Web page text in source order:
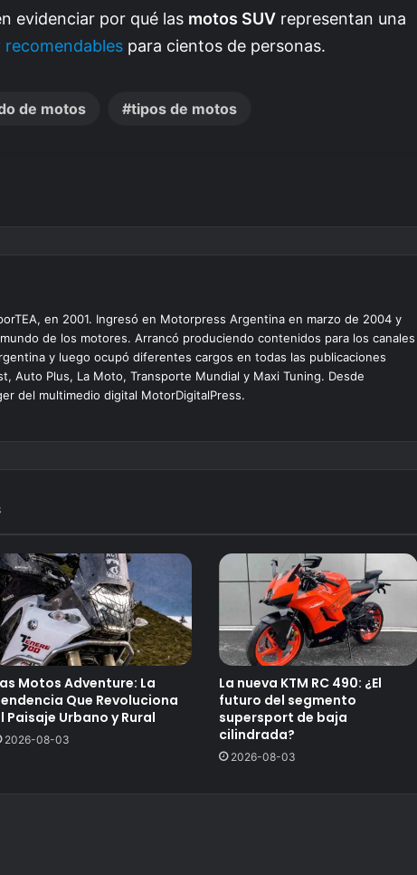
evidenciar por qué las motos SUV representan una
para cientos de personas.
de motos tipos de motos
en 2001. Ingresó en Motorpress Argentina en marzo de 2004 y
de los motores. Arrancó produciendo contenidos para los canales
y luego ocupó diferentes cargos en todas las publicaciones
Auto Plus, La Moto, Transporte Mundial y Maxi Tuning. Desde
del multimedio digital MotorDigitalPress.
Motos Adventure: La
Que Revoluciona
Paisaje Urbano y Rural
2026-08-03
La nueva KTM RC 490: ¿El
futuro del segmento
supersport de baja
cilindrada?
2026-08-03